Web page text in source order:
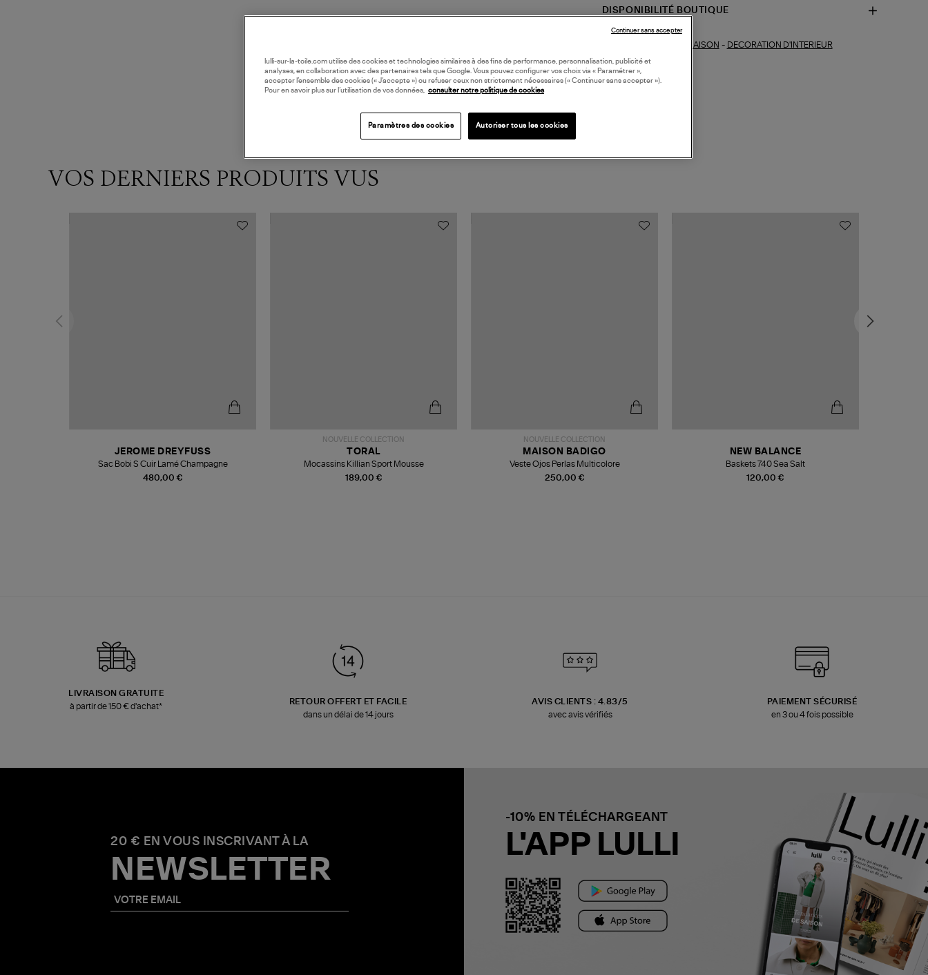
DISPONIBILITÉ BOUTIQUE
MAISON - DECORATION D'INTERIEUR
VOS DERNIERS PRODUITS VUS
480,00 €
JEROME DREYFUSS
Sac Bobi S Cuir Lamé Champagne
NOUVELLE COLLECTION
189,00 €
TORAL
Mocassins Killian Sport Mousse
NOUVELLE COLLECTION
250,00 €
MAISON BADIGO
Veste Ojos Perlas Multicolore
120,00 €
NEW BALANCE
Baskets 740 Sea Salt
LIVRAISON GRATUITE
à partir de 150 € d'achat*
RETOUR OFFERT ET FACILE
dans un délai de 14 jours
AVIS CLIENTS : 4.83/5
avec avis vérifiés
PAIEMENT SÉCURISÉ
en 3 ou 4 fois possible
20 € EN VOUS INSCRIVANT À LA
NEWSLETTER
-10% EN TÉLÉCHARGEANT
L'APP LULLI
lulli-sur-la-toile.com utilise des cookies et technologies similaires à des fins de performance, personnalisation, publicité et
analyses, en collaboration avec des partenaires tels que Google. Vous pouvez configurer vos choix via « Paramétrer »,
accepter l’ensemble des cookies (« J’accepte ») ou refuser ceux non strictement nécessaires (« Continuer sans accepter »).
Pour en savoir plus sur l’utilisation de vos données,
consulter notre politique de cookies
Paramètres des cookies Autoriser tous les cookies
Continuer sans accepter